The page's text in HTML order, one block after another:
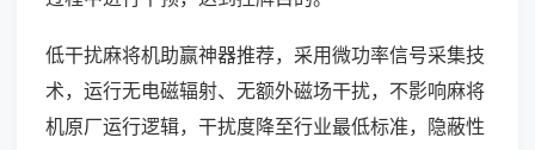
低干扰麻将机助赢神器推荐，采用微功率信号采集技
术，运行无电磁辐射、无额外磁场干扰，不影响麻将
机原厂运行逻辑，干扰度降至行业最低标准，隐蔽性